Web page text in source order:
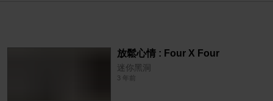
放鬆心情 : Four X Four
迷你黑洞
3 年前